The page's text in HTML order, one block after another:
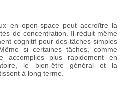
en open-space peut accroître la
de concentration. Il réduit même
cognitif pour des tâches simples
si certaines tâches, comme
accomplies plus rapidement en
le bien-être général et la
à long terme.